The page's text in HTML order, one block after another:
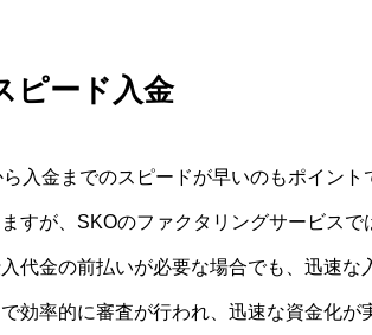
ピード入金
入金までのスピードが早いのもポイン
すが、SKOのファクタリングサービス
代金の前払いが必要な場合でも、迅速
効率的に審査が行われ、迅速な資金化が